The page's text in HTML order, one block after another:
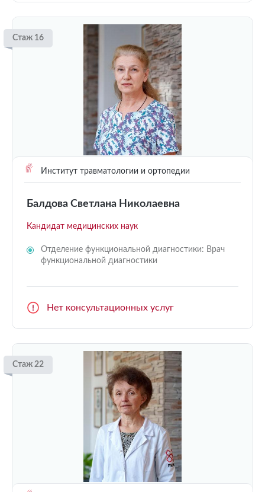
Стаж 16
Институт травматологии и ортопедии
Балдова Светлана Николаевна
Кандидат медицинских наук
Отделение функциональной диагностики: Врач
функциональной диагностики
Нет консультационных услуг
Стаж 22